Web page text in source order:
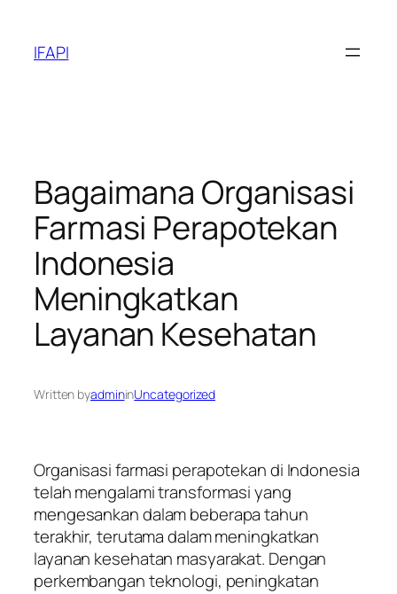
content
IFAPI
Bagaimana Organisasi
Farmasi Perapotekan
Indonesia
Meningkatkan
Layanan Kesehatan
Written byadmininUncategorized
Organisasi farmasi perapotekan di Indonesia
telah mengalami transformasi yang
mengesankan dalam beberapa tahun
terakhir, terutama dalam meningkatkan
layanan kesehatan masyarakat. Dengan
perkembangan teknologi, peningkatan